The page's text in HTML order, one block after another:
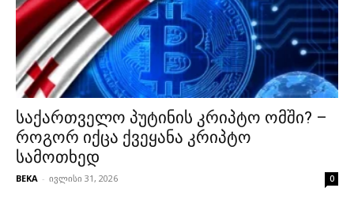
საქართველო პუტინის კრიპტო ომში? –
როგორ იქცა ქვეყანა კრიპტო
სამოთხედ
BEKA - ივლისი 31, 2026 0